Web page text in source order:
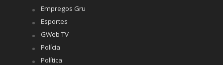
Empregos Gru
Esportes
GWeb TV
Polícia
Política